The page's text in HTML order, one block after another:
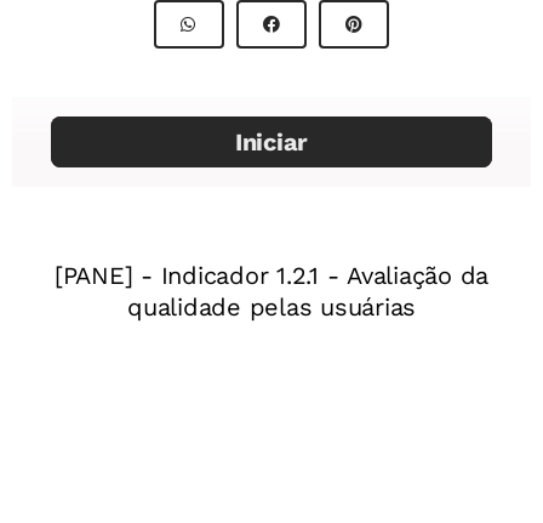
INPUT: Book review
Habilidade da Base Nacional Comum Curricular
estratégias de escrita (planejamento, produção de
rascunho, revisão e edição final), apontando sonhos e